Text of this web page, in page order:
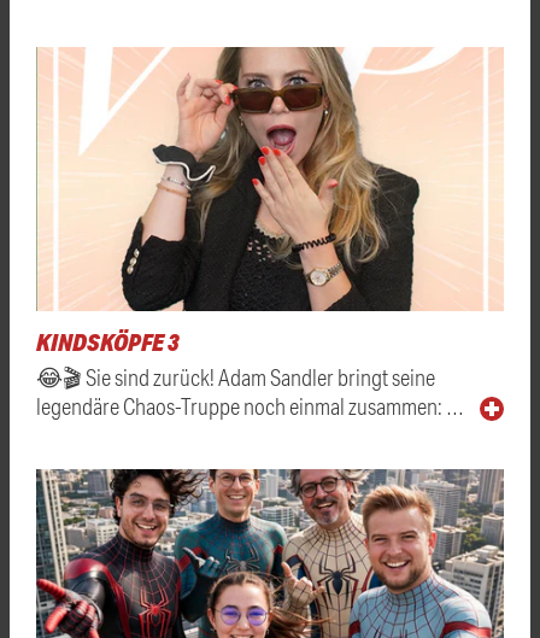
KINDSKÖPFE 3
😂🎬 Sie sind zurück! Adam Sandler bringt seine
legendäre Chaos-Truppe noch einmal zusammen: …